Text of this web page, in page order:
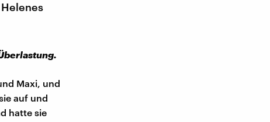
Maxi, und
auf und
hatte sie